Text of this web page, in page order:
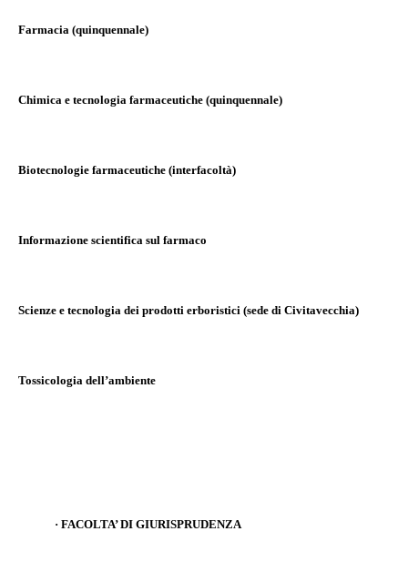
Farmacia (quinquennale)
Chimica e tecnologia farmaceutiche (quinquennale)
Biotecnologie farmaceutiche (interfacoltà)
Informazione scientifica sul farmaco
Scienze e tecnologia dei prodotti erboristici (sede di Civitavecchia)
Tossicologia dell’ambiente
· FACOLTA’ DI GIURISPRUDENZA